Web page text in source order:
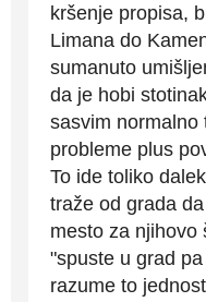
kršenje propisa,
Limana do
sumanuto
da je hobi
sasvim normalno
probleme plus
To ide toliko
traže od grada
mesto za njihovo
"spuste u grad
razume to